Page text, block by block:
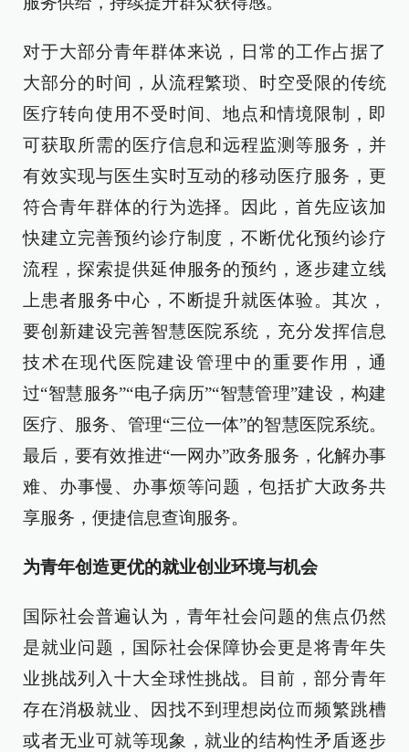
对于大部分青年群体来说，日常的工作占据了
大部分的时间，从流程繁琐、时空受限的传统
医疗转向使用不受时间、地点和情境限制，即
可获取所需的医疗信息和远程监测等服务，并
有效实现与医生实时互动的移动医疗服务，更
符合青年群体的行为选择。因此，首先应该加
快建立完善预约诊疗制度，不断优化预约诊疗
流程，探索提供延伸服务的预约，逐步建立线
上患者服务中心，不断提升就医体验。其次，
要创新建设完善智慧医院系统，充分发挥信息
技术在现代医院建设管理中的重要作用，通
过“智慧服务”“电子病历”“智慧管理”建设，构建
医疗、服务、管理“三位一体”的智慧医院系统。
最后，要有效推进“一网办”政务服务，化解办事
难、办事慢、办事烦等问题，包括扩大政务共
享服务，便捷信息查询服务。
为青年创造更优的就业创业环境与机会
国际社会普遍认为，青年社会问题的焦点仍然
是就业问题，国际社会保障协会更是将青年失
业挑战列入十大全球性挑战。目前，部分青年
存在消极就业、因找不到理想岗位而频繁跳槽
或者无业可就等现象，就业的结构性矛盾逐步